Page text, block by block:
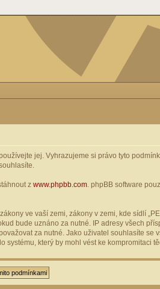
jej. Vyhrazujeme si právo tyto
z www.phpbb.com . phpBB software
ve vaší zemi, zákony v zemi, kde sídlí
bude uznáno za nutné. IP adresy všech
za nutné. Jako uživatel souhlasíte se
který by mohl vést ke kompromitaci